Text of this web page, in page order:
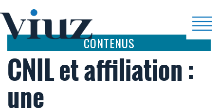
CONTENUS
CNIL et affiliation :
une